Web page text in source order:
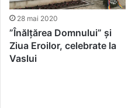
28 mai 2020
”Înălțărea Domnului” și
Ziua Eroilor, celebrate la
Vaslui